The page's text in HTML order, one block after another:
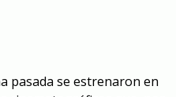
pasada se estrenaron en